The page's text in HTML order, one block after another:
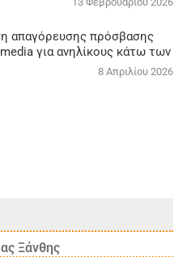
απαγόρευσης πρόσβασης
για ανηλίκους κάτω των
8 Απριλίου 2026
Ξάνθης